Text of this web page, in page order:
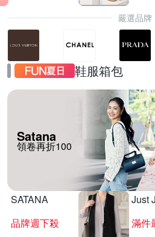
嚴選品牌
鞋服箱包
Satana
領卷再折100
SATANA
品牌週下殺
Just